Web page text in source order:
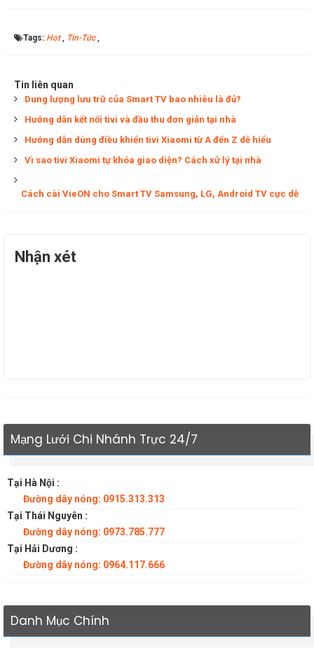
Tags: Hot, Tin-Tức,
Tin liên quan
Dung lượng lưu trữ của Smart TV bao nhiêu là đủ?
Hướng dẫn kết nối tivi và đầu thu đơn giản tại nhà
Hướng dẫn dùng điều khiển tivi Xiaomi từ A đến Z dễ hiểu
Vì sao tivi Xiaomi tự khóa giao diện? Cách xử lý tại nhà
Cách cài VieON cho Smart TV Samsung, LG, Android TV cực dễ
Nhận xét
Mạng Lưới Chi Nhánh Trực 24/7
Tại Hà Nội :
Đường dây nóng: 0915.313.313
Tại Thái Nguyên :
Đường dây nóng: 0973.785.777
Tại Hải Dương :
Đường dây nóng: 0964.117.666
Danh Mục Chính